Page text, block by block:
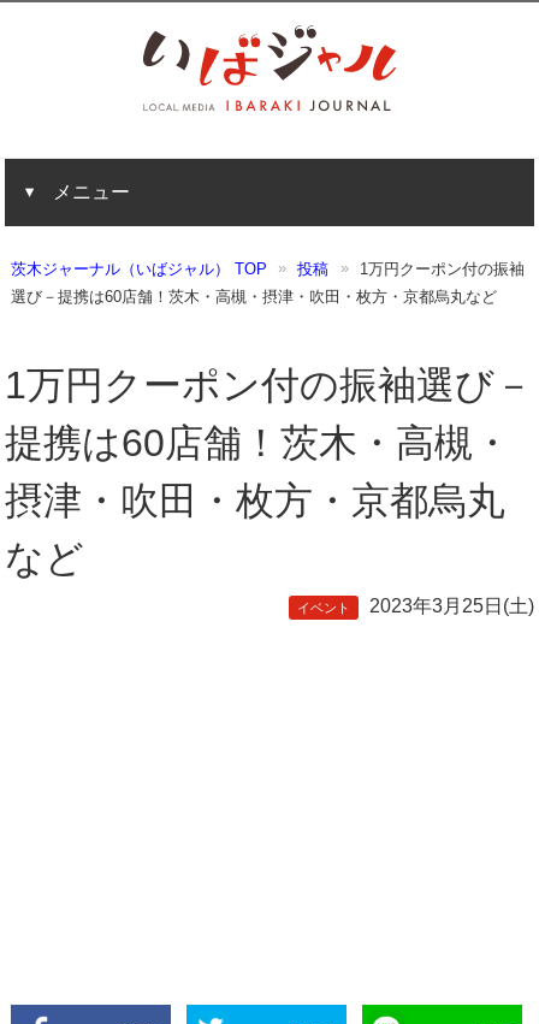
メニュー
茨木ジャーナル（いばジャル） TOP 投稿
1万円クーポン付の振袖
選び－提携は60店舗！茨木・高槻・摂津・吹田・枚方・京都烏丸など
1万円クーポン付の振袖選び－
提携は60店舗！茨木・高槻・
摂津・吹田・枚方・京都烏丸
など
イベント 2023年3月25日(土)